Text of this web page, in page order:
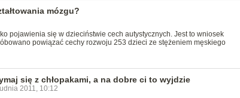
mózgu?
pojawienia się w dzieciństwie cech autystycznych. Jest to wniosek
powiązać cechy rozwoju 253 dzieci ze stężeniem męskiego
się z chłopakami, a na dobre ci to wyjdzie
2011, 10:12